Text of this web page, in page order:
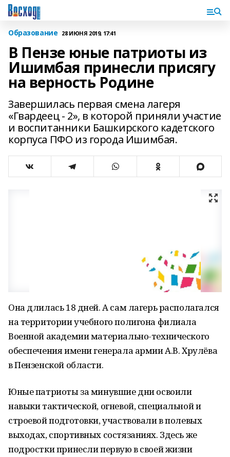
Образование 28 ИЮНЯ 2019, 17:41
В Пензе юные патриоты из
Ишимбая принесли присягу
на верность Родине
Завершилась первая смена лагеря
«Гвардеец - 2», в которой приняли участие
и воспитанники Башкирского кадетского
корпуса ПФО из города Ишимбая.
Она длилась 18 дней. А сам лагерь располагался
на территории учебного полигона филиала
Военной академии материально-технического
обеспечения имени генерала армии А.В. Хрулёва
в Пензенской области.
Юные патриоты за минувшие дни освоили
навыки тактической, огневой, специальной и
строевой подготовки, участвовали в полевых
выходах, спортивных состязаниях. Здесь же
подростки принесли первую в своей жизни